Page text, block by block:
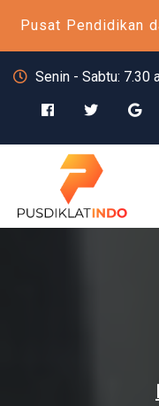
Pusat Pendidikan
Senin - Sabtu: 7.30